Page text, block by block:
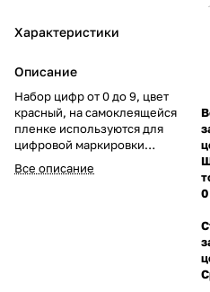
Характеристики
Описание
Набор цифр от 0 до 9, цвет
красный, на самоклеящейся
пленке используются для
цифровой маркировки
пожарных шкафов.
Все описание